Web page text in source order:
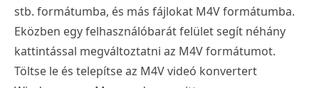
stb. formátumba, és más fájlokat M4V formátumba.
Eközben egy felhasználóbarát felület segít néhány
kattintással megváltoztatni az M4V formátumot.
Töltse le és telepítse az M4V videó konvertert